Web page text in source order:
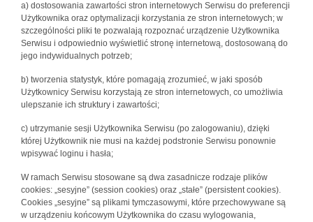
a) dostosowania zawartości stron internetowych Serwisu do preferencji
Użytkownika oraz optymalizacji korzystania ze stron internetowych; w
szczególności pliki te pozwalają rozpoznać urządzenie Użytkownika
Serwisu i odpowiednio wyświetlić stronę internetową, dostosowaną do
jego indywidualnych potrzeb;
b) tworzenia statystyk, które pomagają zrozumieć, w jaki sposób
Użytkownicy Serwisu korzystają ze stron internetowych, co umożliwia
ulepszanie ich struktury i zawartości;
c) utrzymanie sesji Użytkownika Serwisu (po zalogowaniu), dzięki
której Użytkownik nie musi na każdej podstronie Serwisu ponownie
wpisywać loginu i hasła;
W ramach Serwisu stosowane są dwa zasadnicze rodzaje plików
cookies: „sesyjne” (session cookies) oraz „stałe” (persistent cookies).
Cookies „sesyjne” są plikami tymczasowymi, które przechowywane są
w urządzeniu końcowym Użytkownika do czasu wylogowania,